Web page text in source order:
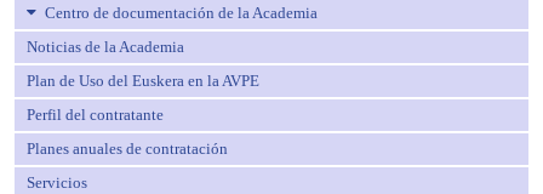
Centro de documentación de la Academia
Noticias de la Academia
Plan de Uso del Euskera en la AVPE
Perfil del contratante
Planes anuales de contratación
Servicios